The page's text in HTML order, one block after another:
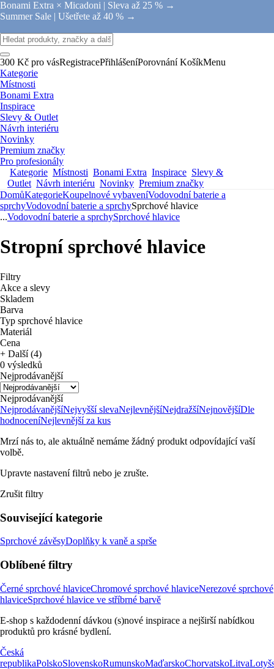
Bonami Extra × Micadoni | Sleva až 25 % →
Summer Sale | Ušetřete až 40 % →
300 Kč pro vásRegistracePřihlášeníPorovnání KošíkMenu
Kategorie
Místnosti
Bonami Extra
Inspirace
Slevy & Outlet
Návrh interiéru
Novinky
Premium značky
Pro profesionály
Kategorie Místnosti Bonami Extra Inspirace Slevy &
Outlet Návrh interiéru Novinky Premium značky
DomůKategorieKoupelnové vybaveníVodovodní baterie a
sprchyVodovodní baterie a sprchySprchové hlavice
...Vodovodní baterie a sprchySprchové hlavice
Stropní sprchové hlavice
Filtry
Akce a slevy
Skladem
Barva
Typ sprchové hlavice
Materiál
Cena
+ Další (4)
0 výsledků
Nejprodávanější
Nejprodávanější
NejprodávanějšíNejvyšší slevaNejlevnějšíNejdražšíNejnovějšíDle
hodnoceníNejlevnější za kus
Mrzí nás to, ale aktuálně nemáme žádný produkt odpovídající vaší
volbě.
Upravte nastavení filtrů nebo je zrušte.
Zrušit filtry
Související kategorie
Sprchové závěsyDoplňky k vaně a sprše
Oblíbené filtry
Černé sprchové hlaviceChromové sprchové hlaviceNerezové sprchové
hlaviceSprchové hlavice ve stříbrné barvě
E-shop s každodenní dávkou (s)nové inspirace a nejširší nabídkou
produktů pro krásné bydlení.
Česká
republikaPolskoSlovenskoRumunskoMaďarskoChorvatskoLitva